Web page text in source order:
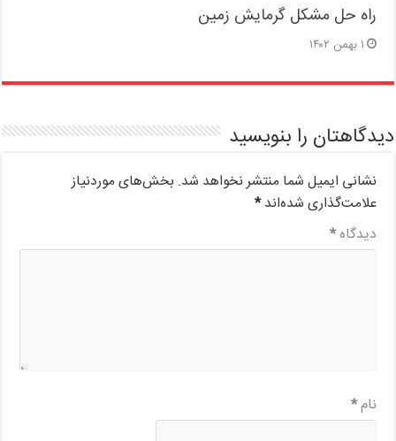
راه حل مشکل گرمایش زمین
۱ بهمن ۱۴۰۲
دیدگاهتان را بنویسید
نشانی ایمیل شما منتشر نخواهد شد. بخش‌های موردنیاز
علامت‌گذاری شده‌اند*
دیدگاه*
نام*